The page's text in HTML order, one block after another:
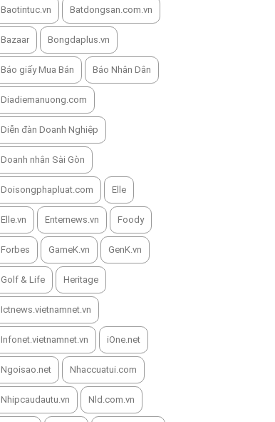
Baotintuc.vn Batdongsan.com.vn
Bazaar Bongdaplus.vn
Báo giấy Mua Bán Báo Nhân Dân
Diadiemanuong.com
Diễn đàn Doanh Nghiệp
Doanh nhân Sài Gòn
Doisongphapluat.com Elle
Elle.vn Enternews.vn Foody
Forbes GameK.vn GenK.vn
Golf & Life Heritage
Ictnews.vietnamnet.vn
Infonet.vietnamnet.vn iOne.net
Ngoisao.net Nhaccuatui.com
Nhipcaudautu.vn Nld.com.vn